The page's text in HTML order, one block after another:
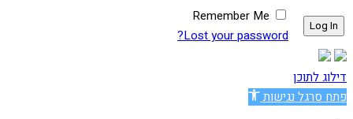
Remember Me
Lost your password?
דילוג לתוכן
פתח סרגל נגישות